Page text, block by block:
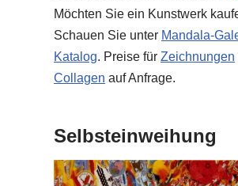
Möchten Sie ein Kunstwerk
Schauen Sie unter Mandala-
Katalog. Preise für Zeichnungen
Collagen auf Anfrage.
Selbsteinweihung